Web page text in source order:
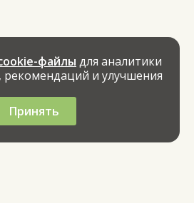
файлы для аналитики
рекомендаций и улучшения
Принять